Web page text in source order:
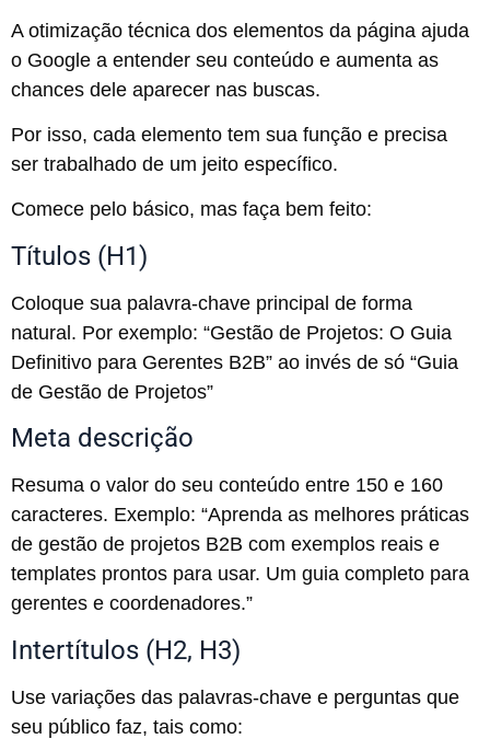
A otimização técnica dos elementos da página ajuda
o Google a entender seu conteúdo e aumenta as
chances dele aparecer nas buscas.
Por isso, cada elemento tem sua função e precisa
ser trabalhado de um jeito específico.
Comece pelo básico, mas faça bem feito:
Títulos (H1)
Coloque sua palavra-chave principal de forma
natural. Por exemplo: “Gestão de Projetos: O Guia
Definitivo para Gerentes B2B” ao invés de só “Guia
de Gestão de Projetos”
Meta descrição
Resuma o valor do seu conteúdo entre 150 e 160
caracteres. Exemplo: “Aprenda as melhores práticas
de gestão de projetos B2B com exemplos reais e
templates prontos para usar. Um guia completo para
gerentes e coordenadores.”
Intertítulos (H2, H3)
Use variações das palavras-chave e perguntas que
seu público faz, tais como: